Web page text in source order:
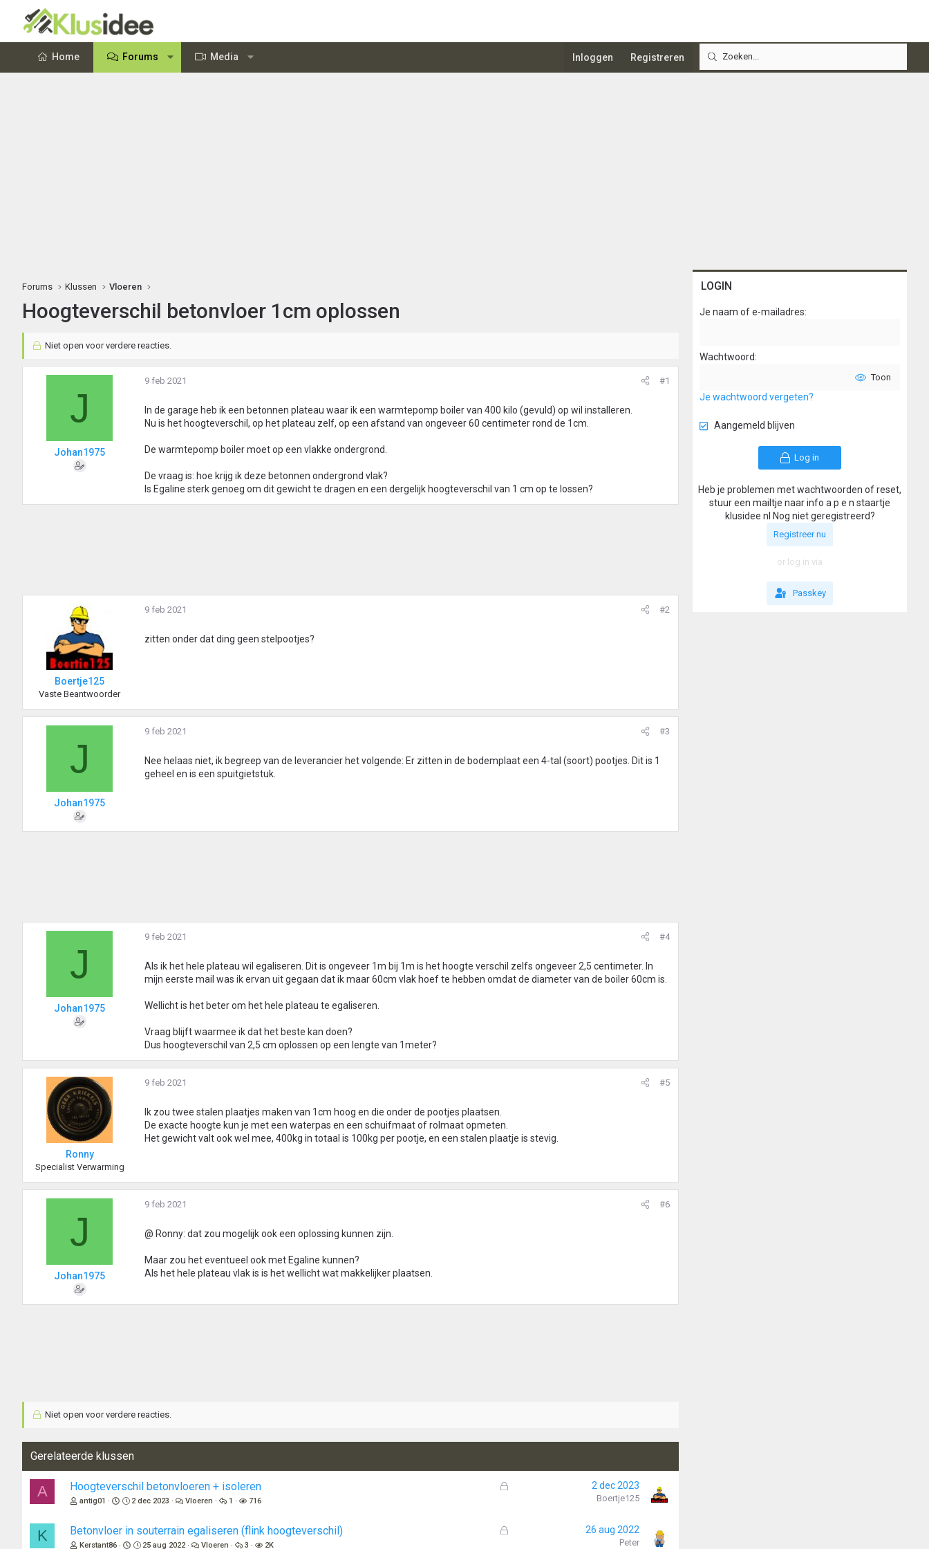
Home Forums Media Inloggen Registreren
Forums Klussen Vloeren
Hoogteverschil betonvloer 1cm oplossen
Niet open voor verdere reacties.
J
Johan1975
9 feb 2021 #1
In de garage heb ik een betonnen plateau waar ik een warmtepomp boiler van 400 kilo (gevuld) op wil installeren.
Nu is het hoogteverschil, op het plateau zelf, op een afstand van ongeveer 60 centimeter rond de 1cm.
De warmtepomp boiler moet op een vlakke ondergrond.
De vraag is: hoe krijg ik deze betonnen ondergrond vlak?
Is Egaline sterk genoeg om dit gewicht te dragen en een dergelijk hoogteverschil van 1 cm op te lossen?
Boertje125
Vaste Beantwoorder
9 feb 2021 #2
zitten onder dat ding geen stelpootjes?
J
Johan1975
9 feb 2021 #3
Nee helaas niet, ik begreep van de leverancier het volgende: Er zitten in de bodemplaat een 4-tal (soort) pootjes. Dit is 1
geheel en is een spuitgietstuk.
J
Johan1975
9 feb 2021 #4
Als ik het hele plateau wil egaliseren. Dit is ongeveer 1m bij 1m is het hoogte verschil zelfs ongeveer 2,5 centimeter. In
mijn eerste mail was ik ervan uit gegaan dat ik maar 60cm vlak hoef te hebben omdat de diameter van de boiler 60cm is.
Wellicht is het beter om het hele plateau te egaliseren.
Vraag blijft waarmee ik dat het beste kan doen?
Dus hoogteverschil van 2,5 cm oplossen op een lengte van 1meter?
Ronny
Specialist Verwarming
9 feb 2021 #5
Ik zou twee stalen plaatjes maken van 1cm hoog en die onder de pootjes plaatsen.
De exacte hoogte kun je met een waterpas en een schuifmaat of rolmaat opmeten.
Het gewicht valt ook wel mee, 400kg in totaal is 100kg per pootje, en een stalen plaatje is stevig.
J
Johan1975
9 feb 2021 #6
@ Ronny: dat zou mogelijk ook een oplossing kunnen zijn.
Maar zou het eventueel ook met Egaline kunnen?
Als het hele plateau vlak is is het wellicht wat makkelijker plaatsen.
Niet open voor verdere reacties.
Gerelateerde klussen
A
G
o
Hoogteverschil betonvloeren + isoleren
antig01 2 dec 2023 Vloeren 1 716
2 dec 2023
Boertje125
K
G
Betonvloer in souterrain egaliseren (flink hoogteverschil)
Kerstant86 25 aug 2022 Vloeren 3 2K
26 aug 2022
Peter
LOGIN
Je naam of e-mailadres
Wachtwoord
Toon
Je wachtwoord vergeten?
Aangemeld blijven
Log in
Heb je problemen met wachtwoorden of reset,
stuur een mailtje naar info a p e n staartje
klusidee nl Nog niet geregistreerd?
Registreer nu
or log in via
Passkey